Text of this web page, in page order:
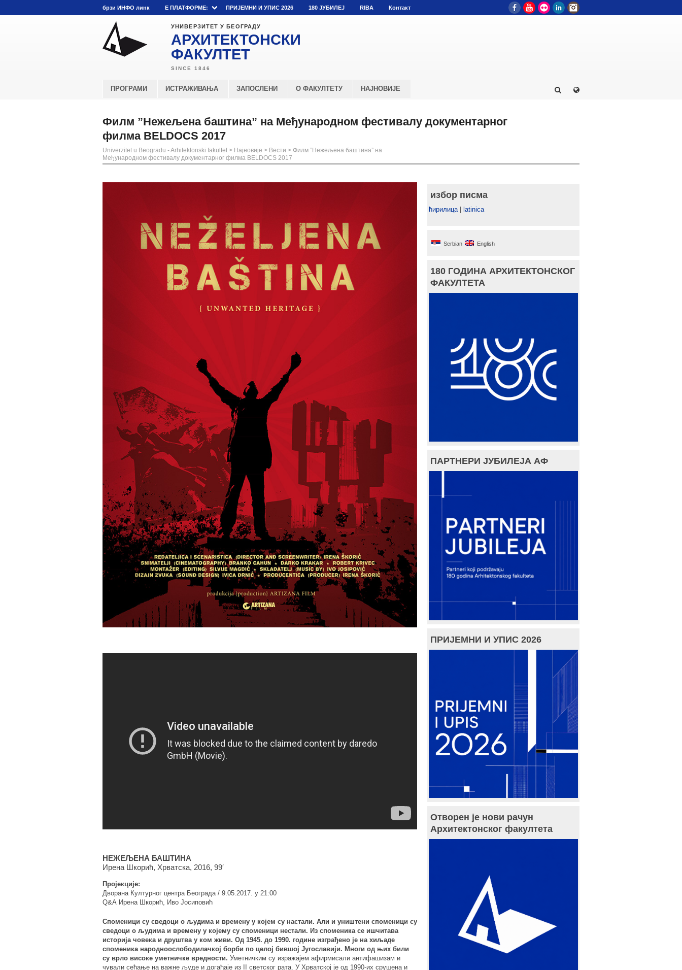
брзи ИНФО линк E ПЛАТФОРМЕ: ПРИЈЕМНИ И УПИС 2026 180 ЈУБИЛЕЈ RIBA Контакт FacebookYouTube
Flickr LinkedIn
УНИВЕРЗИТЕТ У БЕОГРАДУ
АРХИТЕКТОНСКИ
ФАКУЛТЕТ
ПРОГРАМИ ИСТРАЖИВАЊА ЗАПОСЛЕНИ О ФАКУЛТЕТУ НАЈНОВИЈЕ
Филм ”Нежељена баштина” на Међународном фестивалу документарног
филма BELDOCS 2017
Univerzitet u Beogradu - Arhitektonski fakultet > Најновије > Вести > Филм ”Нежељена баштина” на
Међународном фестивалу документарног филма BELDOCS 2017
НЕЖЕЉЕНА БАШТИНА
Ирена Шкорић, Хрватска, 2016, 99′
Пројекције:
Дворана Културног центра Београда / 9.05.2017. у 21:00
Q&А Ирена Шкорић, Иво Јосиповић
Споменици су сведоци о људима и времену у којем су настали. Али и уништени споменици су
сведоци о људима и времену у којему су споменици нестали. Из споменика се ишчитава
историја човека и друштва у ком живи. Од 1945. до 1990. године изграђено је на хиљаде
споменика народноослободилачкој борби по целој бившој Југославији. Многи од њих били
су врло високе уметничке вредности. Уметничким су изражајем афирмисали антифашизам и
чували сећање на важне људе и догађаје из II светског рата. У Хрватској је од 1990-их срушена и
избор писма
ћирилица| latinica
Serbian English
180 ГОДИНА АРХИТЕКТОНСКОГ
ФАКУЛТЕТА
ПАРТНЕРИ ЈУБИЛЕЈА АФ
ПРИЈЕМНИ И УПИС 2026
Отворен је нови рачун
Архитектонског факултета